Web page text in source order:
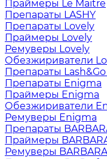
Праймеры Le Maitre
Препараты LASHY
Препараты Lovely
Праймеры Lovely
Ремуверы Lovely
Обезжириватели
Препараты
Препараты Enigma
Праймеры Enigma
Обезжириватели
Ремуверы Enigma
Препараты
Праймеры
Ремуверы BARBARA